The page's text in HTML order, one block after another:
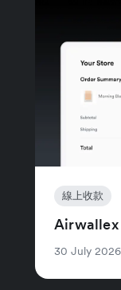
線上收款
Airwallex
30 July 2026